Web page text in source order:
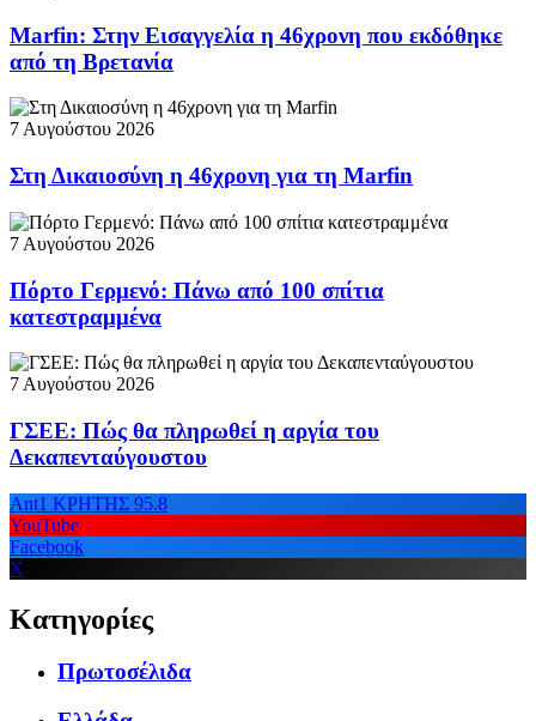
Marfin: Στην Εισαγγελία η 46χρονη που εκδόθηκε
από τη Βρετανία
7 Αυγούστου 2026
Στη Δικαιοσύνη η 46χρονη για τη Marfin
7 Αυγούστου 2026
Πόρτο Γερμενό: Πάνω από 100 σπίτια
κατεστραμμένα
7 Αυγούστου 2026
ΓΣΕΕ: Πώς θα πληρωθεί η αργία του
Δεκαπενταύγουστου
Ant1 ΚΡΗΤΗΣ 95.8
YouTube
Facebook
X
Κατηγορίες
Πρωτοσέλιδα